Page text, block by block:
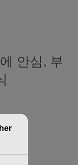
안심, 부